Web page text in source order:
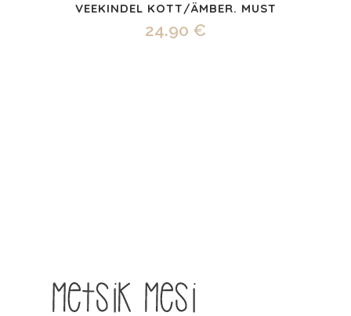
VEEKINDEL KOTT/ÄMBER. MUST
24.90 €